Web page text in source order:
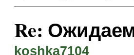
Re:
koshka7104